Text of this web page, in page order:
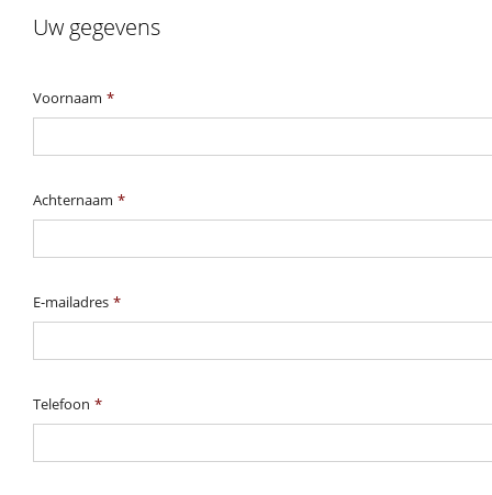
Uw gegevens
Voornaam *
Achternaam *
E-mailadres *
Telefoon *